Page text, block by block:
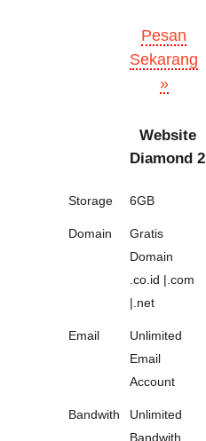
Pesan
Sekarang
»
Website
Diamond 2
Storage 6GB
Domain
Gratis
Domain
.co.id |.com
|.net
Email
Unlimited
Email
Account
Bandwith
Unlimited
Bandwith